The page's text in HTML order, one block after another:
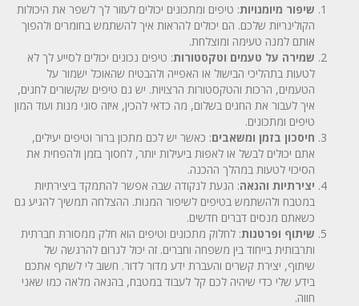
שיפור מיומנויות: טיפים ומתכונים יכולים לעזור לך לשפר את היכולות
הקולינריות שלכם. הם יכולים להראות איך להשתמש בחומרים ולהפוך
אותם למנה טעימה ומוצלחת.
שמירה על טעמים וטקסטורות: טיפים נכונים יכולים לסייע לך לא
לטעות בתהליכי הבישול או האפייה ולהבטיח שהאוכל ישמור על
הטעמים, הרכות והטקסטורות הרצויות. יש גם טיפים שקשורים לחגים,
איך לעבור את החגים בשלום, מה כדאי להכין, איזה סוגי מנות ועוד המון
טיפים ומתכונים.
חיסכון בזמן ומשאבים: כאשר יש לכם מתכון ברור וטיפים יעילים,
אתם יכולים לבשל או לאפות ביעילות יותר, לחסוך בזמן ולהפחית את
הסיכוי לטעות במהלך ההכנה.
יצירתיות והנאה: הגעת לנקודה שבה אפשר להתמקד ביצירתיות
במטבח ולהשתמש בטיפים לשיפור המנות. ההצלחה תמשיך להגיע גם
כשאתם מנסים דברים חדשים.
שיתוף ופרטנות: לחלוק מתכונים וטיפים הוא חלק ממסורת חברתית
ותרבותית בייחוד בין משפחה וחברים. זה יכול לגרום להרגשה של
שיתוף, יצירת קשרים והעברת ידע מדור לדור. חשוב לי לשתף אתכם
בידע שלי כדי שיהיה לכם קל לעבוד במטבח, בהנאה מלאה כמו שאני
חווה.